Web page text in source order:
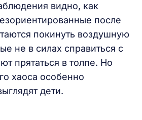
видно, как
после
покинуть воздушную
не в силах справиться с
прятаться в толпе. Но
хаоса особенно
дети.